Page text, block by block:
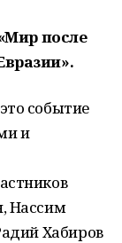
после
событие
и
Нассим
Хабиров